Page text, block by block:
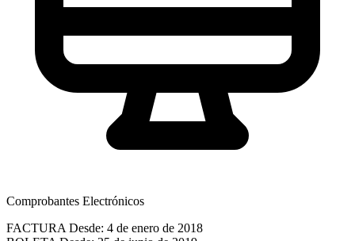
Comprobantes Electrónicos
FACTURA Desde: 4 de enero de 2018